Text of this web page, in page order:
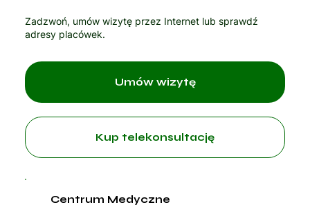
Zadzwoń, umów wizytę przez Internet lub sprawdź
adresy placówek.
Kup telekonsultację
Centrum Medyczne
Umów wizytę